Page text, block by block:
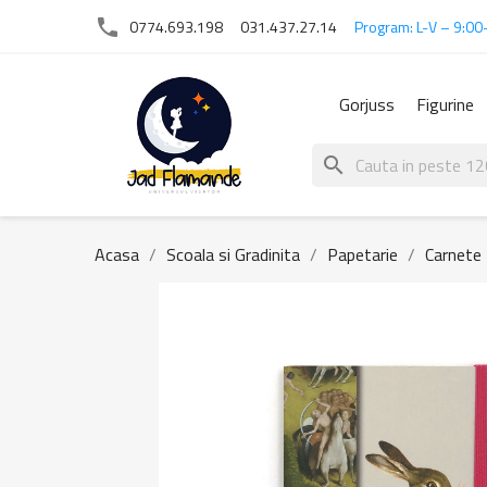
phone 0774.693.198 031.437.27.14 Program: L-V –
Gorjuss Figurine
search
Acasa Scoala si Gradinita Papetarie Carnete